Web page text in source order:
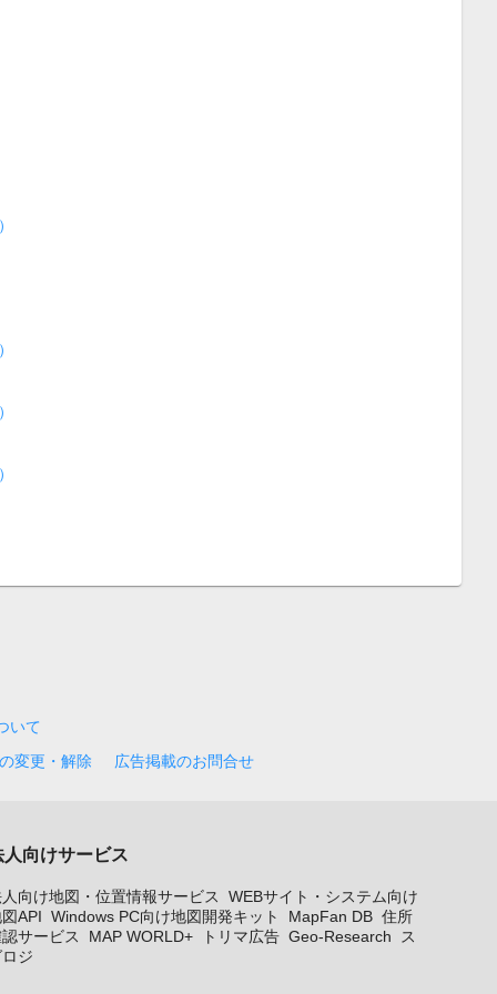
いて
変更・解除
広告掲載のお問合せ
人向けサービス
向け地図・位置情報サービス
WEBサイト・システム向け
API Windows PC向け地図開発キット MapFan DB 住所
サービス
MAP WORLD+ トリマ広告 Geo-Research
ス
ジ